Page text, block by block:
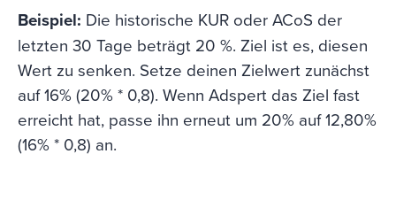
Beispiel: Die historische KUR oder ACoS der
letzten 30 Tage beträgt 20 %. Ziel ist es, diesen
Wert zu senken. Setze deinen Zielwert zunächst
auf 16% (20% * 0,8). Wenn Adspert das Ziel fast
erreicht hat, passe ihn erneut um 20% auf 12,80%
(16% * 0,8) an.